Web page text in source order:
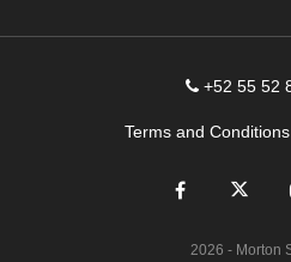
+52 55 52
Terms and Conditions
2026 - Morton